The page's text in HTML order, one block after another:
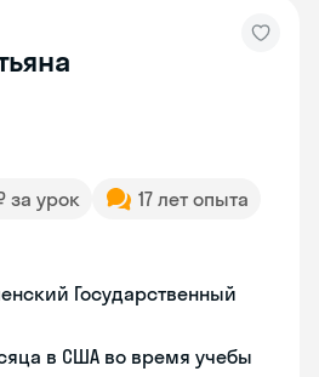
за урок
17 лет опыта
Государственный
в США во время учебы